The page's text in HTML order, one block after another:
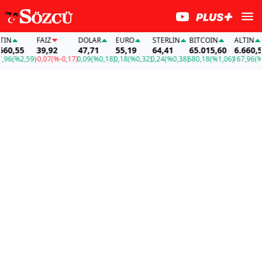
FAİZ
39,92
-0,07(%-0,17)
DOLAR
47,71
0,09(%0,18)
EURO
55,19
0,18(%0,32)
STERLIN
64,41
0,24(%0,38)
BITCOIN
65.015,60
680,18(%1,06)
ALTIN
6.660,55
167,96